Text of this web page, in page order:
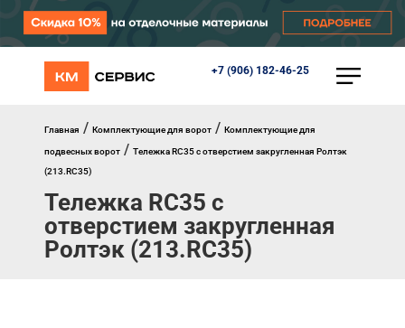
+7 (906) 182-46-25
КАТАЛОГ
Перегрузочное оборудование
Уличные калитки
Шлагбаумы
Противопожарные ворота
Противопожарные шторы
Внешняя солнцезащита
Главная / Комплектующие для ворот / Комплектующие для
подвесных ворот / Тележка RC35 с отверстием закругленная Ролтэк
(213.RC35)
Тележка RC35 с
отверстием закругленная
Ролтэк (213.RC35)